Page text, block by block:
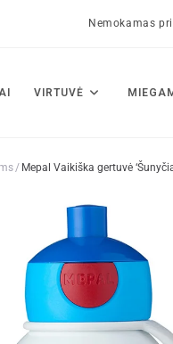
Nemokamas
VIRTUVĖ
/ Mepal Vaikiška gertuvė